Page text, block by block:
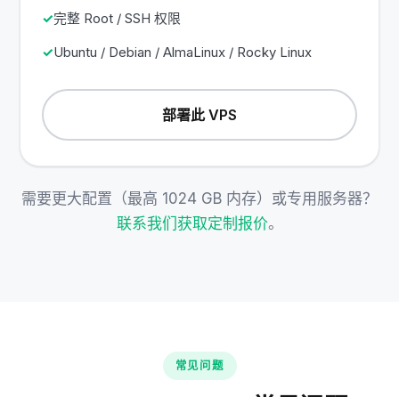
完整 Root / SSH 权限
Ubuntu / Debian / AlmaLinux / Rocky Linux
部署此 VPS
需要更大配置（最高 1024 GB 内存）或专用服务器？
联系我们获取定制报价。
常见问题